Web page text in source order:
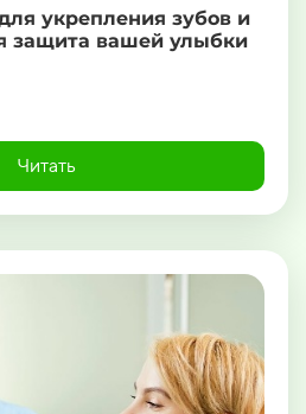
укрепления зубов и
защита вашей улыбки
Читать